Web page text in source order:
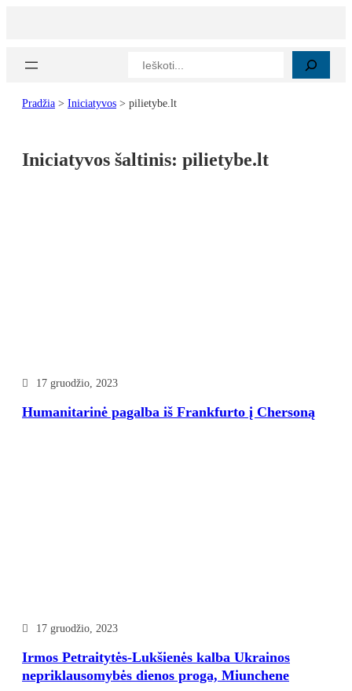
Paieška
Pradžia > Iniciatyvos > pilietybe.lt
Iniciatyvos šaltinis: pilietybe.lt
17 gruodžio, 2023
Humanitarinė pagalba iš Frankfurto į Chersoną
17 gruodžio, 2023
Irmos Petraitytės-Lukšienės kalba Ukrainos
nepriklausomybės dienos proga, Miunchene